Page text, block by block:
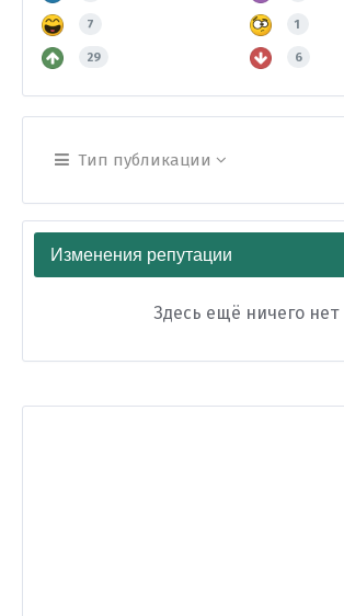
7 1
29 6
Тип публикации
Изменения репутации
Здесь ещё ничего нет